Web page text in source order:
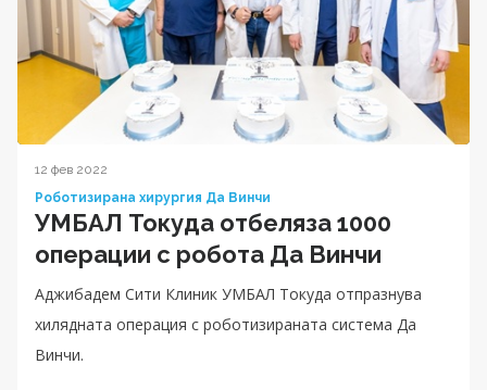
12 фев 2022
Роботизирана хирургия Да Винчи
УМБАЛ Токуда отбеляза 1000
операции с робота Да Винчи
Аджибадем Сити Клиник УМБАЛ Токуда отпразнува
хилядната операция с роботизираната система Да
Винчи.